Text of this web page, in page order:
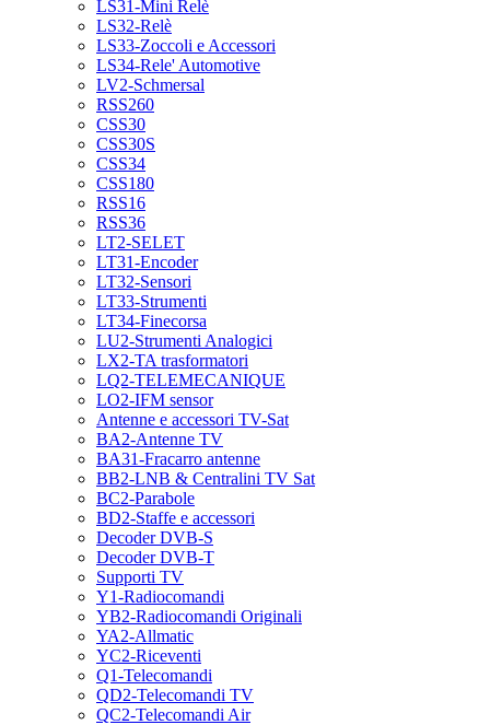
LS31-Mini Relè
LS32-Relè
LS33-Zoccoli e Accessori
LS34-Rele' Automotive
LV2-Schmersal
RSS260
CSS30
CSS30S
CSS34
CSS180
RSS16
RSS36
LT2-SELET
LT31-Encoder
LT32-Sensori
LT33-Strumenti
LT34-Finecorsa
LU2-Strumenti Analogici
LX2-TA trasformatori
LQ2-TELEMECANIQUE
LO2-IFM sensor
Antenne e accessori TV-Sat
BA2-Antenne TV
BA31-Fracarro antenne
BB2-LNB & Centralini TV Sat
BC2-Parabole
BD2-Staffe e accessori
Decoder DVB-S
Decoder DVB-T
Supporti TV
Y1-Radiocomandi
YB2-Radiocomandi Originali
YA2-Allmatic
YC2-Riceventi
Q1-Telecomandi
QD2-Telecomandi TV
QC2-Telecomandi Air